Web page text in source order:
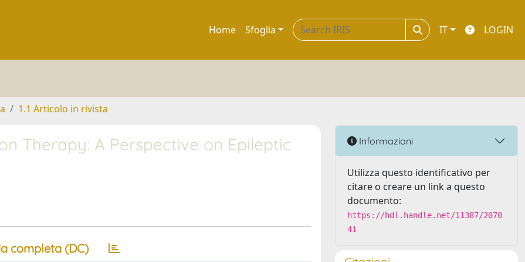
Home Sfoglia IT LOGIN
1.1 Articolo in rivista
Therapy: A Perspective on Epileptic
completa (DC)
Informazioni
Utilizza questo identificativo per
citare o creare un link a questo
documento:
https://hdl.handle.net/11387/2070
41